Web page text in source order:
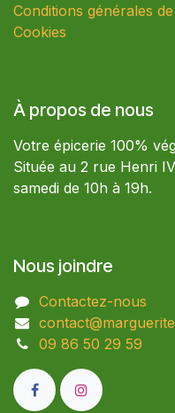
Conditions générales
Cookies
À propos de nous
Votre épicerie 100%
Située au 2 rue Henri
samedi de 10h à 19h.
Nous joindre
Contactez-nous
09 86 50 29 59​